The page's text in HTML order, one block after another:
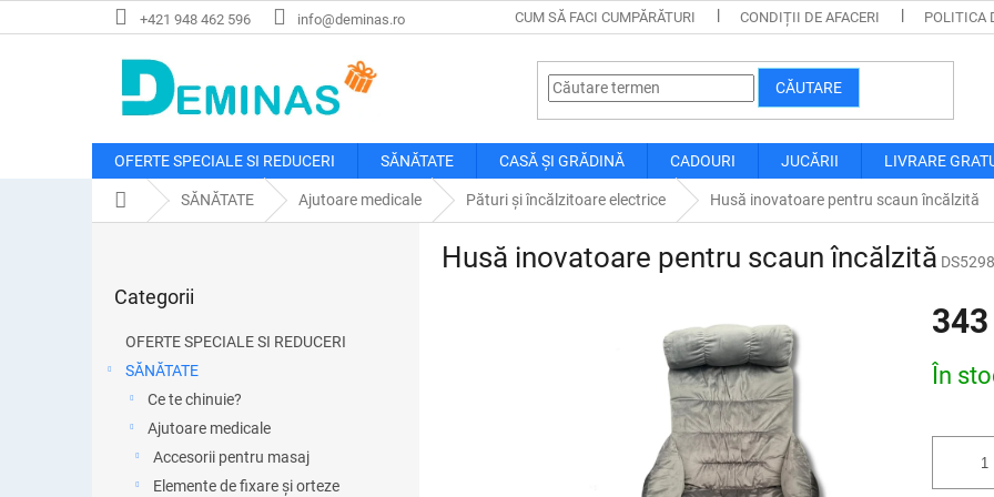
la
+421 948 462 596 info@deminas.ro CUM SĂ FACI CUMPĂRĂTURI CONDIȚII DE AFACERI POLITICA
CĂUTARE
OFERTE SPECIALE SI REDUCERI SĂNĂTATE CASĂ ȘI GRĂDINĂ CADOURI JUCĂRII LIVRARE
Acasă SĂNĂTATE Ajutoare medicale Pături și încălzitoare electrice Husă inovatoare pentru scaun încălzită
peste
Categorii
OFERTE SPECIALE SI REDUCERI
SĂNĂTATE
Ce te chinuie?
Ajutoare medicale
Accesorii pentru masaj
Elemente de fixare și orteze
Husă inovatoare pentru scaun încălzită
343
Evaluare
preţ:
În